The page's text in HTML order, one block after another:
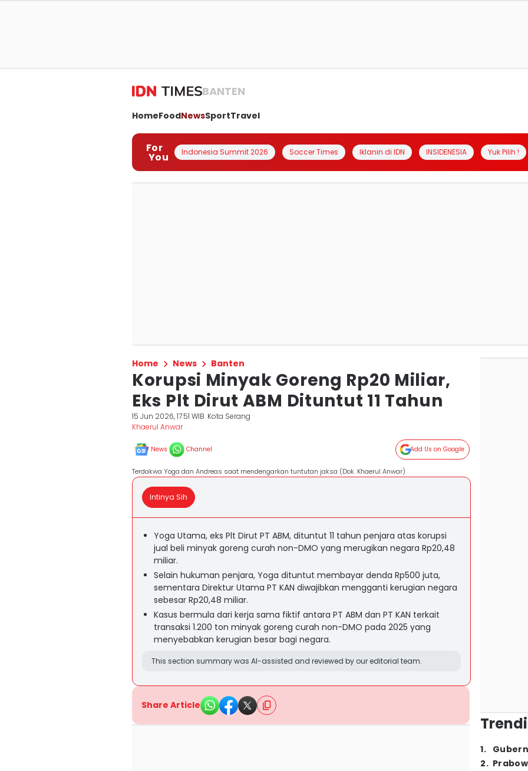
BANTEN
HomeFoodNewsSportTravel
For
You Indonesia Summit 2026 Soccer Times Iklanin di IDN INSIDENESIA Yuk Pilih !
Home News Banten
Korupsi Minyak Goreng Rp20 Miliar,
Eks Plt Dirut ABM Dituntut 11 Tahun
15 Jun 2026, 17:51 WIB Kota Serang
Khaerul Anwar
News Channel Add Us on Google
Terdakwa Yoga dan Andreas saat mendengarkan tuntutan jaksa (Dok. Khaerul Anwar)
Intinya Sih
Yoga Utama, eks Plt Dirut PT ABM, dituntut 11 tahun penjara atas korupsi
jual beli minyak goreng curah non-DMO yang merugikan negara Rp20,48
miliar.
Selain hukuman penjara, Yoga dituntut membayar denda Rp500 juta,
sementara Direktur Utama PT KAN diwajibkan mengganti kerugian negara
sebesar Rp20,48 miliar.
Kasus bermula dari kerja sama fiktif antara PT ABM dan PT KAN terkait
transaksi 1.200 ton minyak goreng curah non-DMO pada 2025 yang
menyebabkan kerugian besar bagi negara.
This section summary was AI-assisted and reviewed by our editorial team.
Share Article
1.
2.